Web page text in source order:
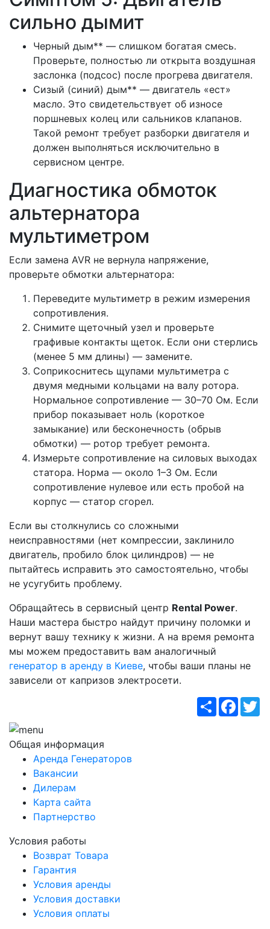
сильно дымит
Черный дым** — слишком богатая смесь.
Проверьте, полностью ли открыта воздушная
заслонка (подсос) после прогрева двигателя.
Сизый (синий) дым** — двигатель «ест»
масло. Это свидетельствует об износе
поршневых колец или сальников клапанов.
Такой ремонт требует разборки двигателя и
должен выполняться исключительно в
сервисном центре.
Диагностика обмоток
альтернатора
мультиметром
Если замена AVR не вернула напряжение,
проверьте обмотки альтернатора:
Переведите мультиметр в режим измерения
сопротивления.
Снимите щеточный узел и проверьте
графивые контакты щеток. Если они стерлись
(менее 5 мм длины) — замените.
Соприкоснитесь щупами мультиметра с
двумя медными кольцами на валу ротора.
Нормальное сопротивление — 30–70 Ом. Если
прибор показывает ноль (короткое
замыкание) или бесконечность (обрыв
обмотки) — ротор требует ремонта.
Измерьте сопротивление на силовых выходах
статора. Норма — около 1–3 Ом. Если
сопротивление нулевое или есть пробой на
корпус — статор сгорел.
Если вы столкнулись со сложными
неисправностями (нет компрессии, заклинило
двигатель, пробило блок цилиндров) — не
пытайтесь исправить это самостоятельно, чтобы
не усугубить проблему.
Обращайтесь в сервисный центр Rental Power.
Наши мастера быстро найдут причину поломки и
вернут вашу технику к жизни. А на время ремонта
мы можем предоставить вам аналогичный
генератор в аренду в Киеве, чтобы ваши планы не
зависели от капризов электросети.
Поширити
Общая информация
Аренда Генераторов
Вакансии
Дилерам
Карта сайта
Партнерство
Условия работы
Возврат Товара
Гарантия
Условия аренды
Условия доставки
Условия оплаты